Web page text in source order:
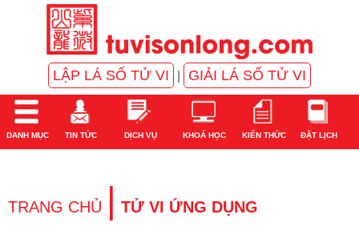
LẬP LÁ SỐ TỬ VI GIẢI LÁ SỐ TỬ VI
DANH MỤC TIN TỨC DỊCH VỤ KHOÁ HỌC KIẾN THỨC ĐẶT LỊCH
TRANG CHỦ | TỬ VI ỨNG DỤNG